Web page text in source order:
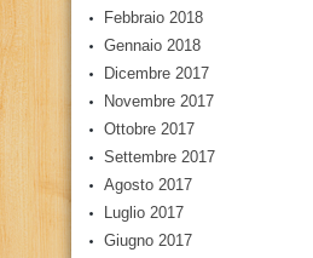
Febbraio 2018
Gennaio 2018
Dicembre 2017
Novembre 2017
Ottobre 2017
Settembre 2017
Agosto 2017
Luglio 2017
Giugno 2017